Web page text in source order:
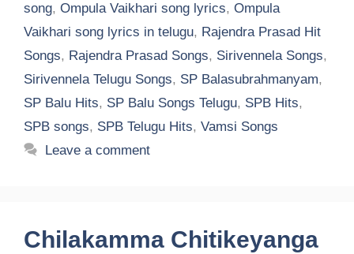
song, Ompula Vaikhari song lyrics, Ompula
Vaikhari song lyrics in telugu, Rajendra Prasad Hit
Songs, Rajendra Prasad Songs, Sirivennela Songs,
Sirivennela Telugu Songs, SP Balasubrahmanyam,
SP Balu Hits, SP Balu Songs Telugu, SPB Hits,
SPB songs, SPB Telugu Hits, Vamsi Songs
Leave a comment
Chilakamma Chitikeyanga